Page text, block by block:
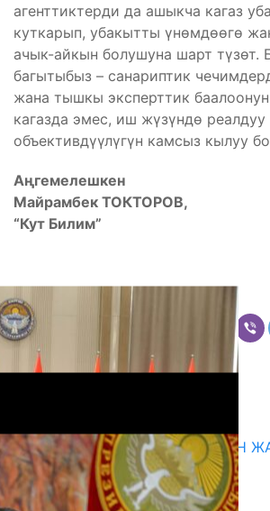
агенттиктерди да ашыкча кагаз
куткарып, убакытты үнөмдөөгө
ачык-айкын болушуна шарт түзөт.
багытыбыз – санариптик
жана тышкы эксперттик
кагазда эмес, иш жүзүндө реалдуу
объективдүүлүгүн камсыз кылуу
Аңгемелешкен
Майрамбек ТОКТОРОВ,
“Кут Билим”
Комментарийлер
ГЕНДЕРДИК БАСМЫРЛООДОН
ЗОМБУЛУКТАН КОРГОО
07.08.2026